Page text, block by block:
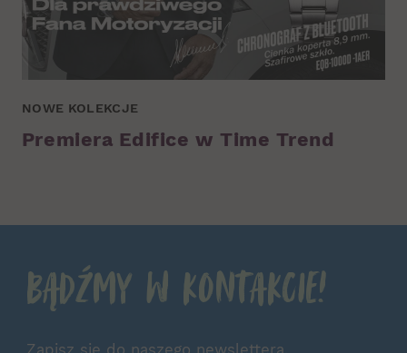
NOWE KOLEKCJE
Premiera Edifice w Time Trend
Bądźmy w kontakcie!